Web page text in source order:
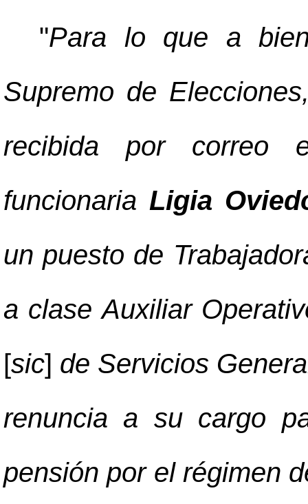
"Para lo que a
Supremo de
recibida por correo
funcionaria Ligia
un puesto de
a clase Auxiliar
[sic] de Servicios
renuncia a su cargo
pensión por el régimen